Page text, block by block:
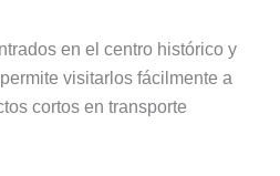
en el centro histórico y
visitarlos fácilmente a
cortos en transporte